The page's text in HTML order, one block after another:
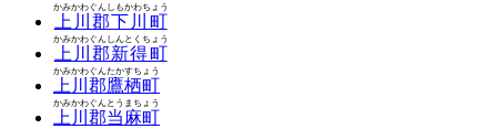
上川郡下川町
かみかわぐんしもかわちょう
上川郡新得町
かみかわぐんしんとくちょう
上川郡鷹栖町
かみかわぐんたかすちょう
上川郡当麻町
かみかわぐんとうまちょう